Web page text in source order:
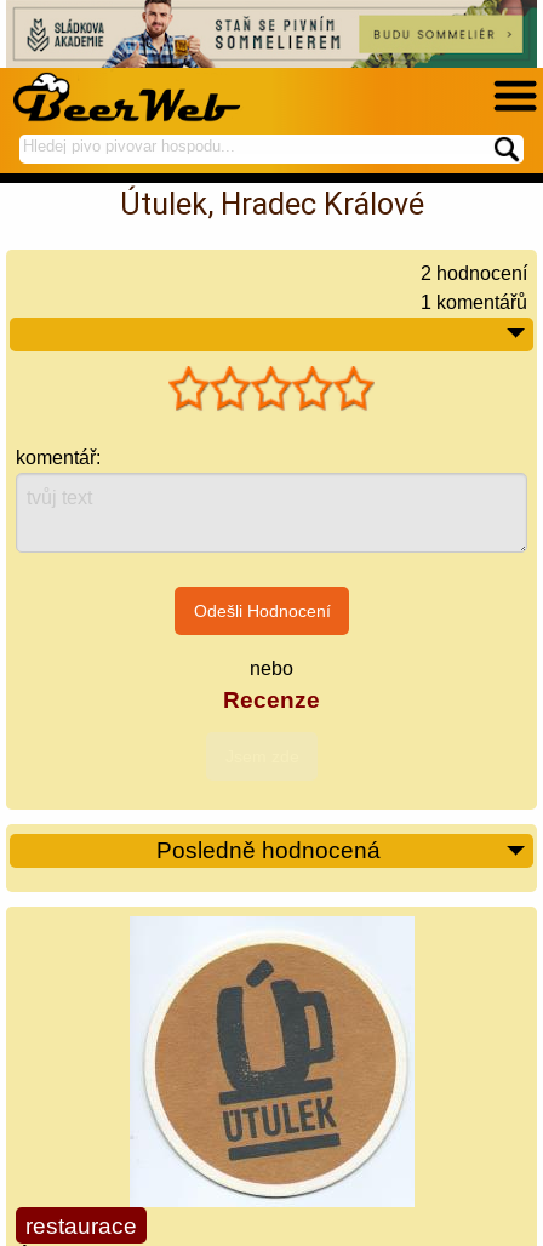
hledej
na
spustí
hledání
Útulek, Hradec Králové
2 hodnocení
1 komentářů
komentář:
nebo
Recenze
Posledně hodnocená
restaurace